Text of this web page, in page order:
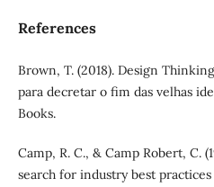
References
Brown, T. (2018). Design
para decretar o fim das velhas
Books.
Camp, R. C., & Camp Robert, C.
search for industry best